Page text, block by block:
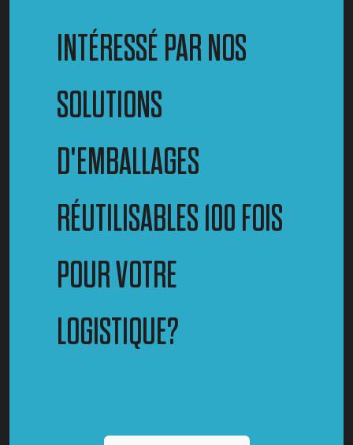
INTÉRESSÉ PAR NOS
SOLUTIONS
D'EMBALLAGES
RÉUTILISABLES 100 FOIS
POUR VOTRE
LOGISTIQUE?